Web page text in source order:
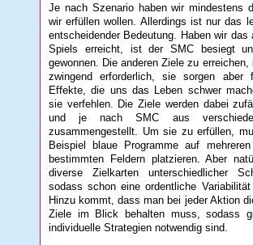
Je nach Szenario haben wir mindestens
wir erfüllen wollen. Allerdings ist nur das
entscheidender Bedeutung. Haben wir das
Spiels erreicht, ist der SMC besiegt
gewonnen. Die anderen Ziele zu
zwingend erforderlich, sie sorgen aber
Effekte, die uns das Leben schwer
sie verfehlen. Die Ziele werden dabei
und je nach SMC aus
zusammengestellt. Um sie zu erfüllen,
Beispiel blaue Programme auf
bestimmten Feldern platzieren. Aber
diverse Zielkarten unterschiedlicher
sodass schon eine ordentliche Variabilität
Hinzu kommt, dass man bei jeder Aktion
Ziele im Blick behalten muss, sodass
individuelle Strategien notwendig sind.